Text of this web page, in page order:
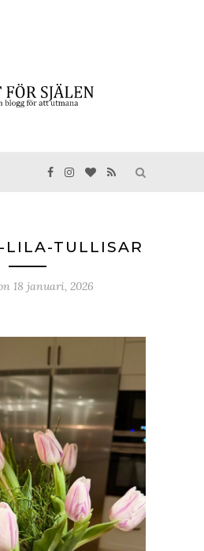
LILA-TULLISAR
18 januari, 2026